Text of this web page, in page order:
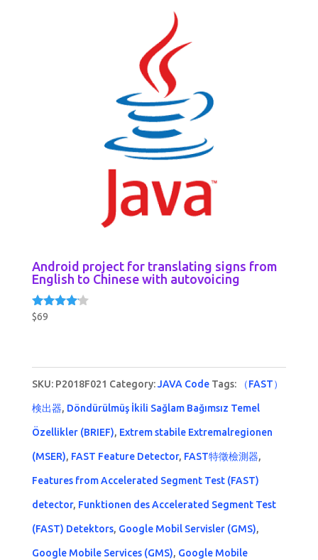
Android project for translating signs from
English to Chinese with autovoicing
Rated
$69
SKU: P2018F021 Category:JAVA Code Tags: （FAST）
検出器, Döndürülmüş İkili Sağlam Bağımsız Temel
Özellikler (BRIEF), Extrem stabile Extremalregionen
(MSER), FAST Feature Detector, FAST特徵檢測器,
Features from Accelerated Segment Test (FAST)
detector, Funktionen des Accelerated Segment Test
(FAST) Detektors, Google Mobil Servisler (GMS),
Google Mobile Services (GMS), Google Mobile